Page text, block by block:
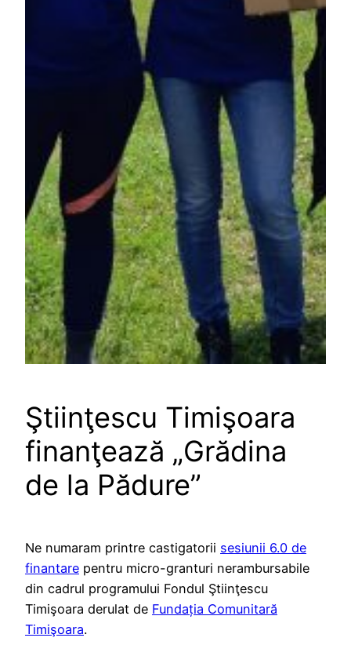
Ştiinţescu Timişoara
finanţează „Grădina
de la Pădure”
Ne numaram printre castigatorii sesiunii 6.0 de
finantare pentru micro-granturi nerambursabile
din cadrul programului Fondul Ştiinţescu
Timişoara derulat de Fundația Comunitară
Timişoara.